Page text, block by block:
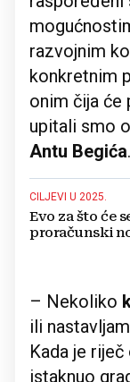
razvojnim
konkretnim
onim čija će
upitali smo
Antu Begića.
CILJEVI U 2025.
Evo za što će
proračunski
– Nekoliko
ili
Kada je
istaknuo